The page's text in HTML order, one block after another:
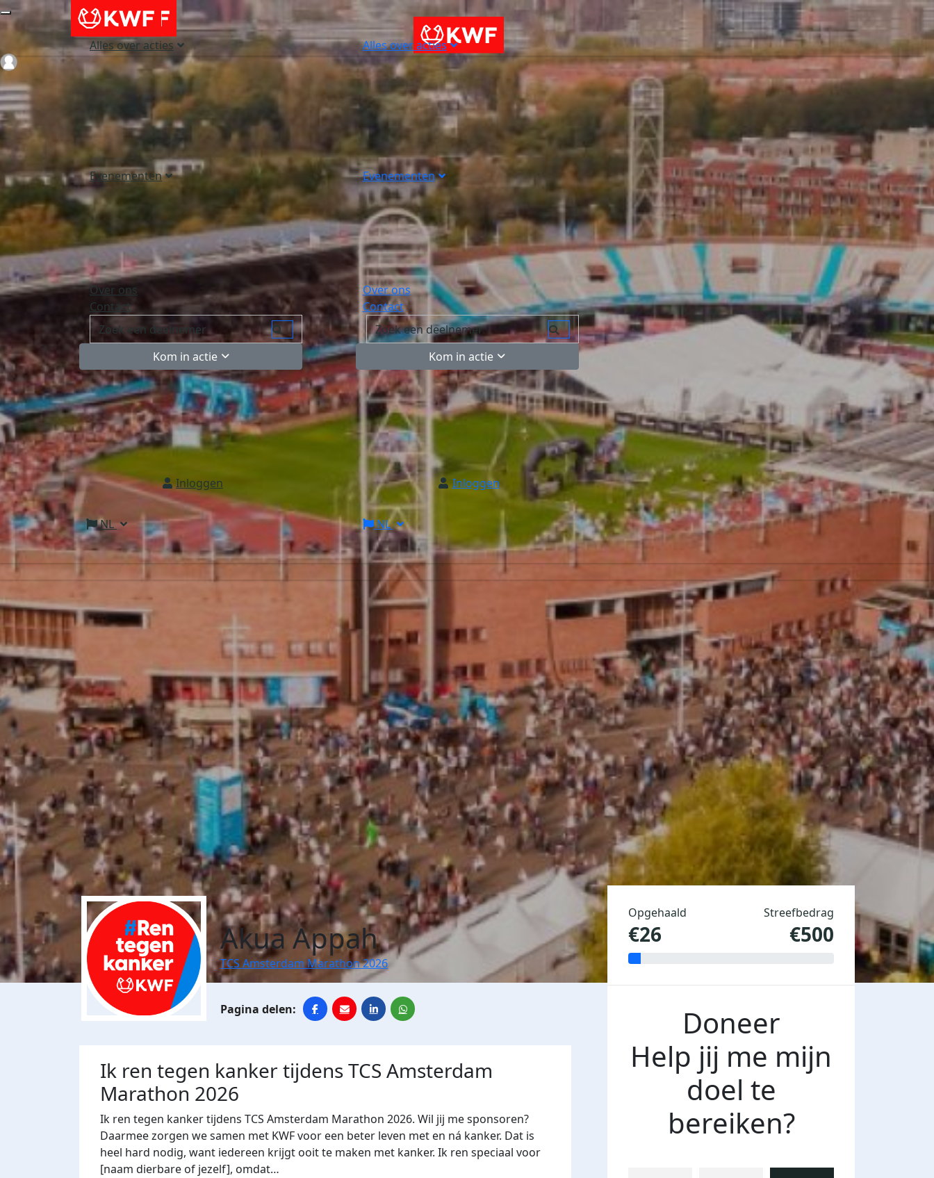
Alles over acties
Evenementen
Over ons
Contact
Kom in actie
Inloggen
NL
Alles over acties
Evenementen
Over ons
Contact
Kom in actie
Inloggen
NL
Login
Akua Appah
TCS Amsterdam Marathon 2026
Ik ren tegen kanker tijdens TCS Amsterdam
Marathon 2026
Ik ren tegen kanker tijdens TCS Amsterdam Marathon 2026. Wil jij me sponsoren?
Daarmee zorgen we samen met KWF voor een beter leven met en ná kanker. Dat is
heel hard nodig, want iedereen krijgt ooit te maken met kanker. Ik ren speciaal voor
[naam dierbare of jezelf], omdat…
Opgehaald
€26
Streefbedrag
€500
Doneer
Help jij me mijn
doel te
bereiken?